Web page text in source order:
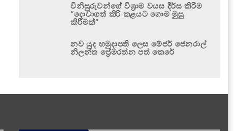
විනිසුරුවන්ගේ විශ්‍රාම වයස දීර්ඝ කිරීම
“දොවාගත් කිරි කළයට ගොම මුසු
කිරීමක්”
නව යුද හමුදාපති ලෙස මේජර් ජෙනරාල්
නිලන්ත ප්‍රේමරත්න පත් කෙරේ